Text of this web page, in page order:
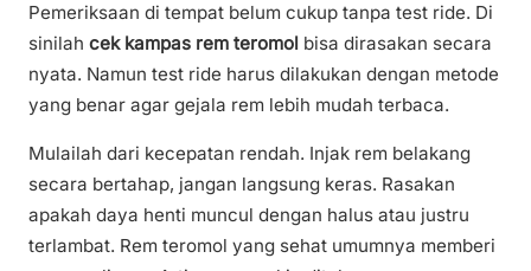
Pemeriksaan di tempat belum cukup tanpa test ride. Di
sinilah cek kampas rem teromol bisa dirasakan secara
nyata. Namun test ride harus dilakukan dengan metode
yang benar agar gejala rem lebih mudah terbaca.
Mulailah dari kecepatan rendah. Injak rem belakang
secara bertahap, jangan langsung keras. Rasakan
apakah daya henti muncul dengan halus atau justru
terlambat. Rem teromol yang sehat umumnya memberi